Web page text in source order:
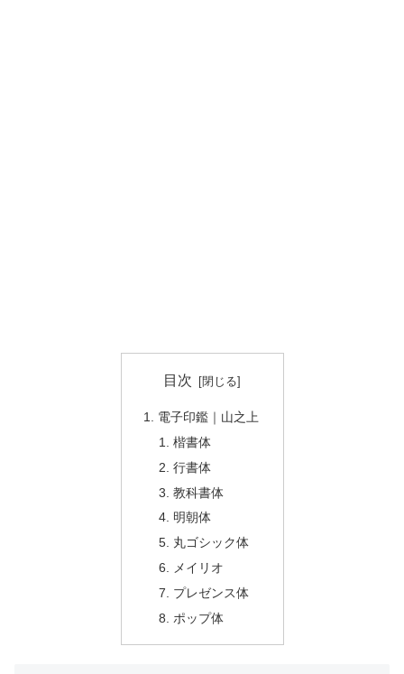
目次
電子印鑑｜山之上
楷書体
行書体
教科書体
明朝体
丸ゴシック体
メイリオ
プレゼンス体
ポップ体